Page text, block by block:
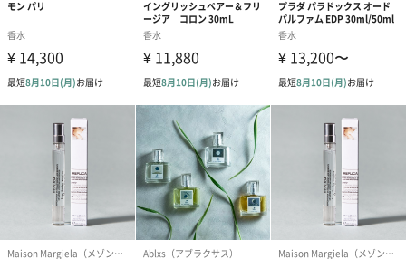
商品オプション情報
お届けボックスオプション
配送用のダンボールを装飾いたします。お相手のご住所に直接お
送りする際に人気のオプションです。お相手に直接手渡しする場
合は、紙袋との併用もおすすめです。